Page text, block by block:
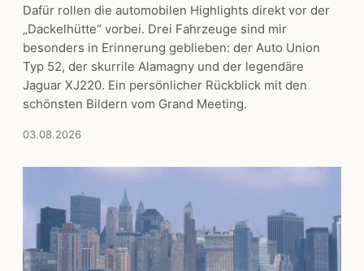
Dafür rollen die automobilen Highlights direkt vor der
„Dackelhütte“ vorbei. Drei Fahrzeuge sind mir
besonders in Erinnerung geblieben: der Auto Union
Typ 52, der skurrile Alamagny und der legendäre
Jaguar XJ220. Ein persönlicher Rückblick mit den
schönsten Bildern vom Grand Meeting.
03.08.2026